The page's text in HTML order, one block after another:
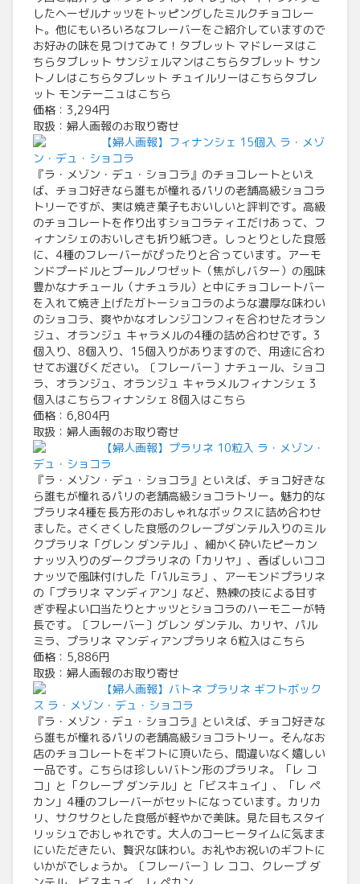
したヘーゼルナッツをトッピングしたミルクチョコレー
ト。他にもいろいろなフレーバーをご紹介していますので
お好みの味を見つけてみて！タブレット マドレーヌはこ
ちらタブレット サンジェルマンはこちらタブレット サン
トノレはこちらタブレット チュイルリーはこちらタブレ
ット モンテーニュはこちら
価格：3,294円
取扱：婦人画報のお取り寄せ
【婦人画報】フィナンシェ 15個入 ラ・メゾ
ン・デュ・ショコラ
『ラ・メゾン・デュ・ショコラ』のチョコレートといえ
ば、チョコ好きなら誰もが憧れるパリの老舗高級ショコラ
トリーですが、実は焼き菓子もおいしいと評判です。高級
のチョコレートを作り出すショコラティエだけあって、フ
ィナンシェのおいしさも折り紙つき。しっとりとした食感
に、4種のフレーバーがぴったりと合っています。アーモ
ンドプードルとブールノワゼット（焦がしバター）の風味
豊かなナチュール（ナチュラル）と中にチョコレートバー
を入れて焼き上げたガトーショコラのような濃厚な味わい
のショコラ、爽やかなオレンジコンフィを合わせたオラン
ジュ、オランジュ キャラメルの4種の詰め合わせです。3
個入り、8個入り、15個入りがありますので、用途に合わ
せてお選びください。〔フレーバー〕ナチュール、ショコ
ラ、オランジュ、オランジュ キャラメルフィナンシェ 3
個入はこちらフィナンシェ 8個入はこちら
価格：6,804円
取扱：婦人画報のお取り寄せ
【婦人画報】プラリネ 10粒入 ラ・メゾン・
デュ・ショコラ
『ラ・メゾン・デュ・ショコラ』といえば、チョコ好きな
ら誰もが憧れるパリの老舗高級ショコラトリー。魅力的な
プラリネ4種を長方形のおしゃれなボックスに詰め合わせ
ました。さくさくした食感のクレープダンテル入りのミル
クプラリネ「グレン ダンテル」、細かく砕いたピーカン
ナッツ入りのダークプラリネの「カリヤ」、香ばしいココ
ナッツで風味付けした「パルミラ」、アーモンドプラリネ
の「プラリネ マンディアン」など、熟練の技による甘す
ぎず程よい口当たりとナッツとショコラのハーモニーが特
長です。〔フレーバー〕グレン ダンテル、カリヤ、パル
ミラ、プラリネ マンディアンプラリネ 6粒入はこちら
価格：5,886円
取扱：婦人画報のお取り寄せ
【婦人画報】バトネ プラリネ ギフトボック
ス ラ・メゾン・デュ・ショコラ
『ラ・メゾン・デュ・ショコラ』といえば、チョコ好きな
ら誰もが憧れるパリの老舗高級ショコラトリー。そんなお
店のチョコレートをギフトに頂いたら、間違いなく嬉しい
一品です。こちらは珍しいバトン形のプラリネ。「レ コ
コ」と「クレープ ダンテル」と「ビスキュイ」、「レ ペ
カン」4種のフレーバーがセットになっています。カリカ
リ、サクサクとした食感が軽やかで美味。見た目もスタイ
リッシュでおしゃれです。大人のコーヒータイムに気まま
にいただきたい、贅沢な味わい。お礼やお祝いのギフトに
いかがでしょうか。〔フレーバー〕レ ココ、クレープ ダ